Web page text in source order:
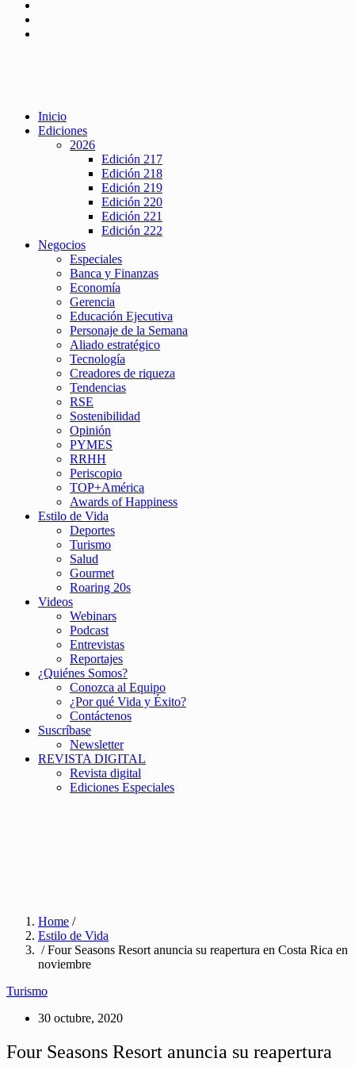
Inicio
Ediciones
2026
Edición 217
Edición 218
Edición 219
Edición 220
Edición 221
Edición 222
Negocios
Especiales
Banca y Finanzas
Economía
Gerencia
Educación Ejecutiva
Personaje de la Semana
Aliado estratégico
Tecnología
Creadores de riqueza
Tendencias
RSE
Sostenibilidad
Opinión
PYMES
RRHH
Periscopio
TOP+América
Awards of Happiness
Estilo de Vida
Deportes
Turismo
Salud
Gourmet
Roaring 20s
Videos
Webinars
Podcast
Entrevistas
Reportajes
¿Quiénes Somos?
Conozca al Equipo
¿Por qué Vida y Éxito?
Contáctenos
Suscríbase
Newsletter
REVISTA DIGITAL
Revista digital
Ediciones Especiales
Home /
Estilo de Vida
/ Four Seasons Resort anuncia su reapertura en Costa Rica en
noviembre
Turismo
30 octubre, 2020
Four Seasons Resort anuncia su reapertura